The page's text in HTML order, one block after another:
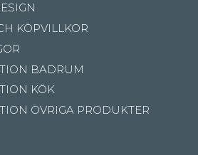
KÖPVILLKOR
BADRUM
KÖK
ÖVRIGA PRODUKTER